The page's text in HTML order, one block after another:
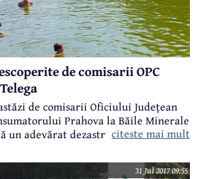
de comisarii OPC
de comisarii Oficiului Județean
Prahova la Băile Minerale
un adevărat dezastru. Neregulile
au făcut pe comisarii OPC să tragă
turistic reprezintă un adevărat
citeste mai mult
31 Jul 2017 09:55